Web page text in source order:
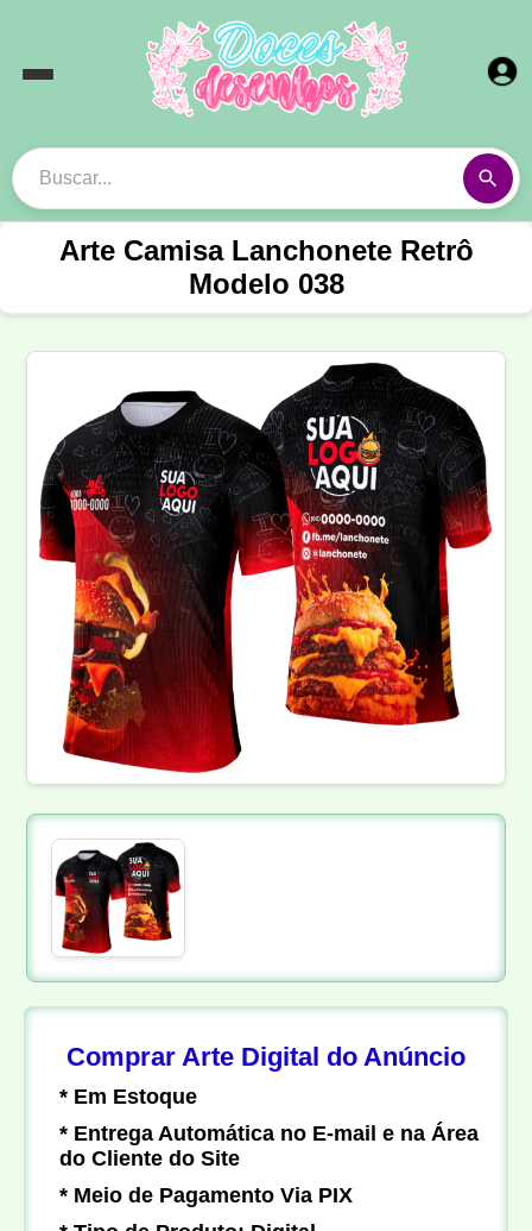
Arte Camisa Lanchonete Retrô
Modelo 038
Comprar Arte Digital do Anúncio
* Em Estoque
* Entrega Automática no E-mail e na Área
do Cliente do Site
* Meio de Pagamento Via PIX